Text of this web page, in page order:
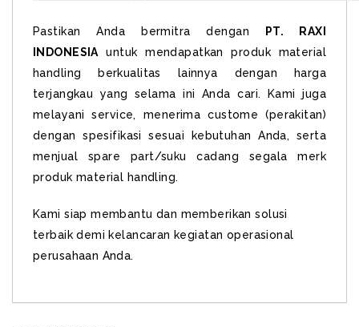
Pastikan Anda bermitra dengan PT. RAXI
INDONESIA untuk mendapatkan produk material
handling berkualitas lainnya dengan harga
terjangkau yang selama ini Anda cari. Kami juga
melayani service, menerima custome (perakitan)
dengan spesifikasi sesuai kebutuhan Anda, serta
menjual spare part/suku cadang segala merk
produk material handling.
Kami siap membantu dan memberikan solusi
terbaik demi kelancaran kegiatan operasional
perusahaan Anda.